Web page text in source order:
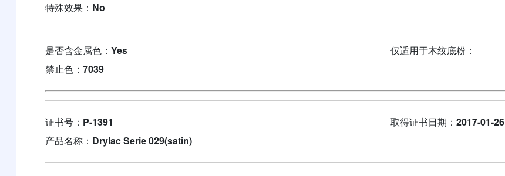
特殊效果： No
是否含金属色： Yes
仅适用于木纹底粉：
禁止色： 7039
证书号： P-1391 取得证书日期：2017-01-26
产品名称： Drylac Serie 029(satin)